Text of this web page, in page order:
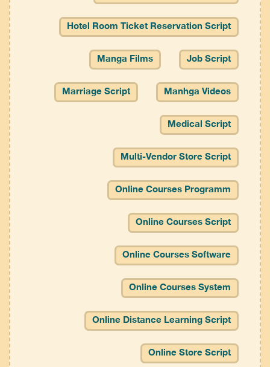
Hotel Room Ticket Reservation Script
Job Script
Manga Films
Manhga Videos
Marriage Script
Medical Script
Multi-Vendor Store Script
Online Courses Programm
Online Courses Script
Online Courses Software
Online Courses System
Online Distance Learning Script
Online Store Script